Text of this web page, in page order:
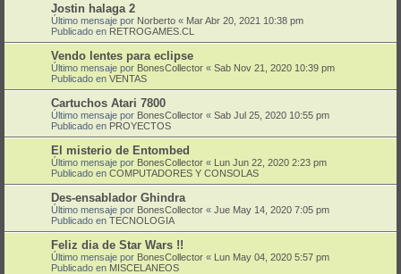
Jostin halaga 2
Último mensaje por Norberto « Mar Abr 20, 2021 10:38 pm
Publicado en RETROGAMES.CL
Vendo lentes para eclipse
Último mensaje por BonesCollector « Sab Nov 21, 2020 10:39 pm
Publicado en VENTAS
Cartuchos Atari 7800
Último mensaje por BonesCollector « Sab Jul 25, 2020 10:55 pm
Publicado en PROYECTOS
El misterio de Entombed
Último mensaje por BonesCollector « Lun Jun 22, 2020 2:23 pm
Publicado en COMPUTADORES Y CONSOLAS
Des-ensablador Ghindra
Último mensaje por BonesCollector « Jue May 14, 2020 7:05 pm
Publicado en TECNOLOGIA
Feliz dia de Star Wars !!
Último mensaje por BonesCollector « Lun May 04, 2020 5:57 pm
Publicado en MISCELANEOS